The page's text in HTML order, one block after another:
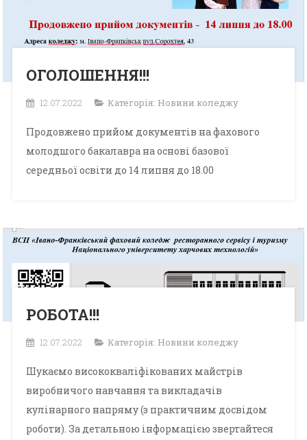
ОГОЛОШЕННЯ!!!
12.07.2022 Категорія: Новини коледжу
Продовжено прийом документів на фахового
молодшого бакалавра на основі базової
середньої освіти до 14 липня до 18.00
РОБОТА!!!
12.07.2022 Категорія: Новини коледжу
Шукаємо висококваліфікованих майстрів
виробничого навчання та викладачів
кулінарного напряму (з практичним досвідом
роботи). За детальною інформацією звертайтеся